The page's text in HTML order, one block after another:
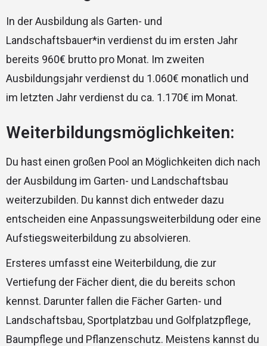
In der Ausbildung als Garten- und
Landschaftsbauer*in verdienst du im ersten Jahr
bereits 960€ brutto pro Monat. Im zweiten
Ausbildungsjahr verdienst du 1.060€ monatlich und
im letzten Jahr verdienst du ca. 1.170€ im Monat.
Weiterbildungsmöglichkeiten:
Du hast einen großen Pool an Möglichkeiten dich nach
der Ausbildung im Garten- und Landschaftsbau
weiterzubilden. Du kannst dich entweder dazu
entscheiden eine Anpassungsweiterbildung oder eine
Aufstiegsweiterbildung zu absolvieren.
Ersteres umfasst eine Weiterbildung, die zur
Vertiefung der Fächer dient, die du bereits schon
kennst. Darunter fallen die Fächer Garten- und
Landschaftsbau, Sportplatzbau und Golfplatzpflege,
Baumpflege und Pflanzenschutz. Meistens kannst du